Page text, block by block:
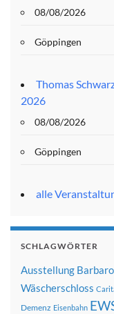
08/08/2026
Göppingen
Thomas
2026
08/08/2026
Göppingen
alle
SCHLAGWÖRTER
Ausstellung
Wäscherschloss
Demenz Eisenbahn